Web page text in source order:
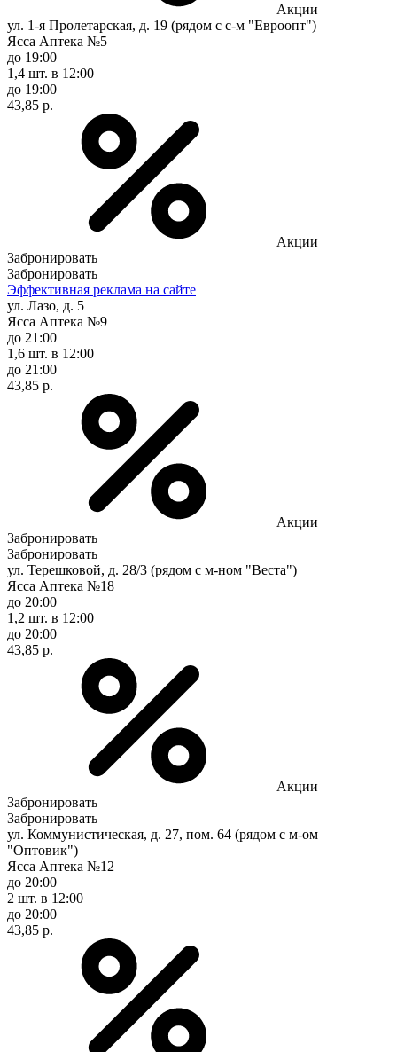
Акции
ул. 1-я Пролетарская, д. 19 (рядом с с-м "Евроопт")
Ясса Аптека №5
до 19:00
1,4 шт. в 12:00
до 19:00
43,85 р.
Акции
Забронировать
Забронировать
Эффективная реклама на сайте
ул. Лазо, д. 5
Ясса Аптека №9
до 21:00
1,6 шт. в 12:00
до 21:00
43,85 р.
Акции
Забронировать
Забронировать
ул. Терешковой, д. 28/3 (рядом с м-ном "Веста")
Ясса Аптека №18
до 20:00
1,2 шт. в 12:00
до 20:00
43,85 р.
Акции
Забронировать
Забронировать
ул. Коммунистическая, д. 27, пом. 64 (рядом с м-ом
"Оптовик")
Ясса Аптека №12
до 20:00
2 шт. в 12:00
до 20:00
43,85 р.